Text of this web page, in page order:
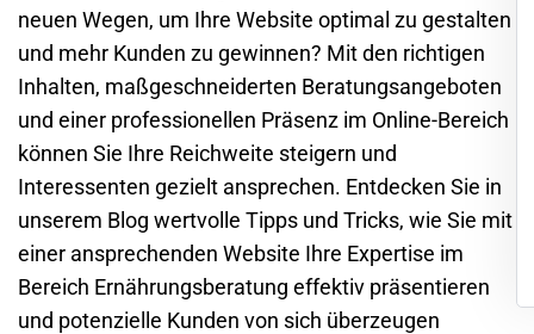
neuen Wegen, um Ihre Website optimal zu gestalten
und mehr Kunden zu gewinnen? Mit den richtigen
Inhalten, maßgeschneiderten Beratungsangeboten
und einer professionellen Präsenz im Online-Bereich
können Sie Ihre Reichweite steigern und
Interessenten gezielt ansprechen. Entdecken Sie in
unserem Blog wertvolle Tipps und Tricks, wie Sie mit
einer ansprechenden Website Ihre Expertise im
Bereich Ernährungsberatung effektiv präsentieren
und potenzielle Kunden von sich überzeugen